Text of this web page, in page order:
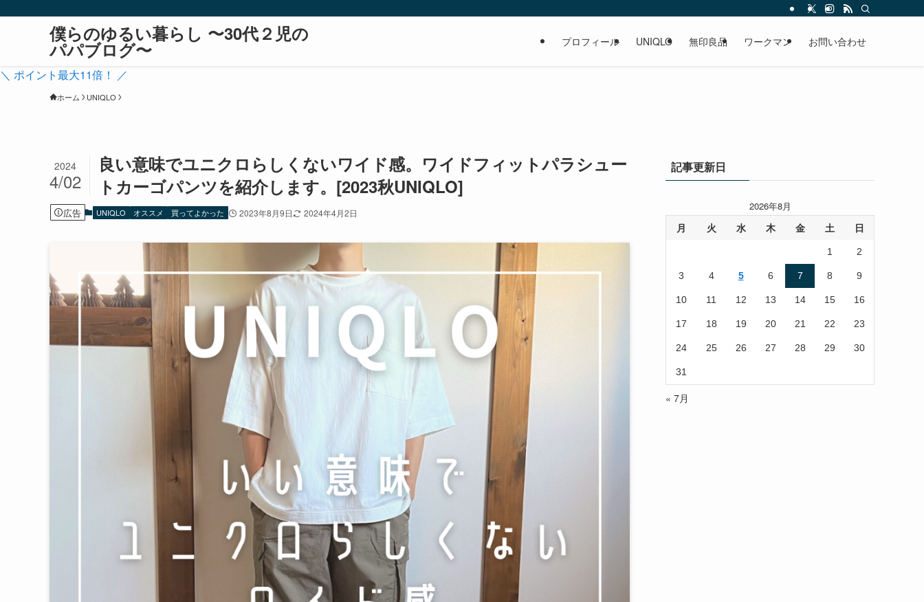
僕らのゆるい暮らし 〜30代２児の
パパブログ〜 プロフィール UNIQLO 無印良品 ワークマン お問い合わせ
＼ ポイント最大11倍！ ／
ホーム UNIQLO
良い意味でユニクロらしくないワイド感。ワイドフィットパラシュー
トカーゴパンツを紹介します。[2023秋UNIQLO]
2024
4/02
広告 UNIQLO オススメ 買ってよかった 2023年8月9日 2024年4月2日
記事更新日
2026年8月
月 火 水 木 金 土 日
1 2
3 4 5 6 7 8 9
10 11 12 13 14 15 16
17 18 19 20 21 22 23
24 25 26 27 28 29 30
31
« 7月